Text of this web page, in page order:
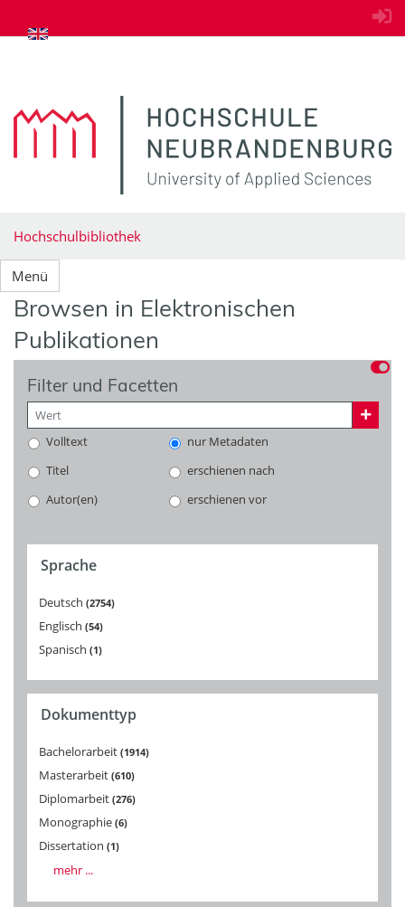
zum Inhalt springen
Hochschulbibliothek
Menü
Browsen in Elektronischen
Publikationen
Filter und Facetten
Volltext
nur Metadaten
Titel
erschienen nach
Autor(en)
erschienen vor
Sprache
Deutsch 2754
Englisch 54
Spanisch 1
Dokumenttyp
Bachelorarbeit 1914
Masterarbeit 610
Diplomarbeit 276
Monographie 6
Dissertation 1
mehr ...